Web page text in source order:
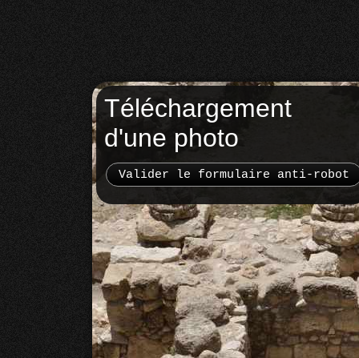
Téléchargement
d'une photo